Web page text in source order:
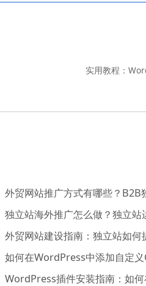
实用教程：
外贸网站推广方式有哪些？B2B
独立站海外推广怎么做？独立
外贸网站建设指南：独立站如何
如何在WordPress中添加自定
WordPress插件安装指南：如